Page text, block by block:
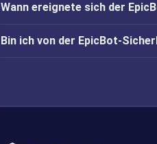
Wann ereignete sich der
Bin ich von der EpicBot-